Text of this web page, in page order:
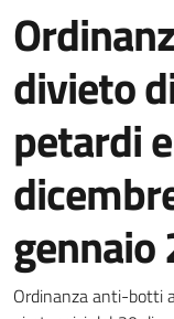
divieto
petardi
gennaio
Dettagli
Ordinanza anti-botti